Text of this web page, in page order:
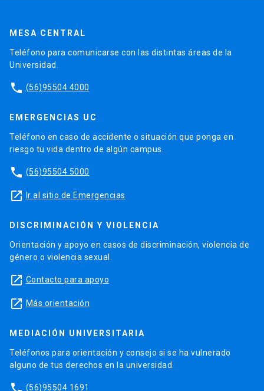
MESA CENTRAL
Teléfono para comunicarse con las distintas áreas de la
Universidad.
phone (56)95504 4000
EMERGENCIAS UC
Teléfono en caso de accidente o situación que ponga en
riesgo tu vida dentro de algún campus.
phone (56)95504 5000
launch Ir al sitio de Emergencias
DISCRIMINACIÓN Y VIOLENCIA
Orientación y apoyo en casos de discriminación, violencia de
género o violencia sexual.
launch Contacto para apoyo
launch Más orientación
MEDIACIÓN UNIVERSITARIA
Teléfonos para orientación y consejo si se ha vulnerado
alguno de tus derechos en la universidad.
(56)95504 1691